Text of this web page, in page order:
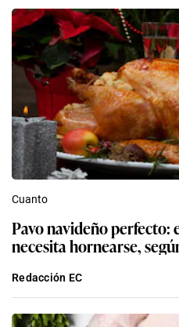
Cuanto
Pavo navideño perfecto:
necesita hornearse,
Redacción EC